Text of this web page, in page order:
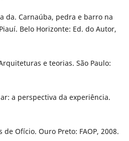
da. Carnaúba, pedra e barro na
Belo Horizonte: Ed. do Autor,
e teorias. São Paulo:
a perspectiva da experiência.
de Ofício. Ouro Preto: FAOP, 2008.